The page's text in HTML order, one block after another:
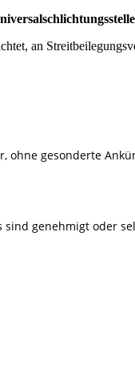
an
ohne gesonderte
genehmigt oder